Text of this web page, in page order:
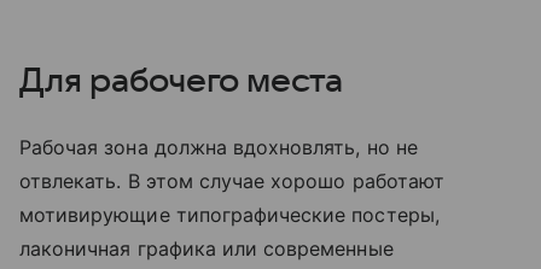
Для рабочего места
Рабочая зона должна вдохновлять, но не
отвлекать. В этом случае хорошо работают
мотивирующие типографические постеры,
лаконичная графика или современные